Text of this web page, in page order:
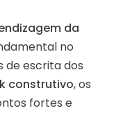
da
no
de escrita dos
construtivo, os
fortes e